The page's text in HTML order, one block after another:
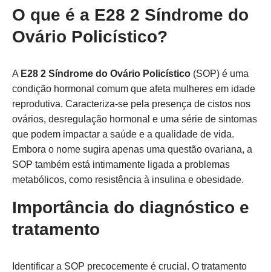
O que é a E28 2 Síndrome do
Ovário Policístico?
A E28 2 Síndrome do Ovário Policístico (SOP) é uma
condição hormonal comum que afeta mulheres em idade
reprodutiva. Caracteriza-se pela presença de cistos nos
ovários, desregulação hormonal e uma série de sintomas
que podem impactar a saúde e a qualidade de vida.
Embora o nome sugira apenas uma questão ovariana, a
SOP também está intimamente ligada a problemas
metabólicos, como resistência à insulina e obesidade.
Importância do diagnóstico e
tratamento
Identificar a SOP precocemente é crucial. O tratamento